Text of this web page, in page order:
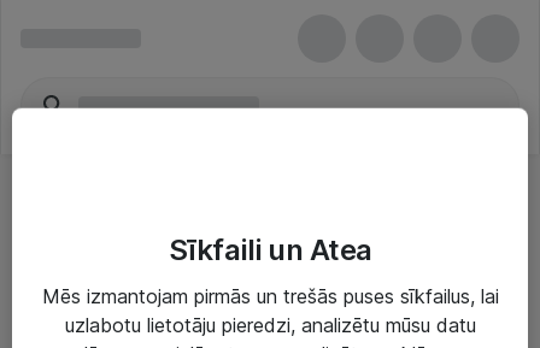
Risinājumi & Pakalpojumi
Sīkfaili un Atea
Mēs izmantojam pirmās un trešās puses sīkfailus, lai
uzlabotu lietotāju pieredzi, analizētu mūsu datu